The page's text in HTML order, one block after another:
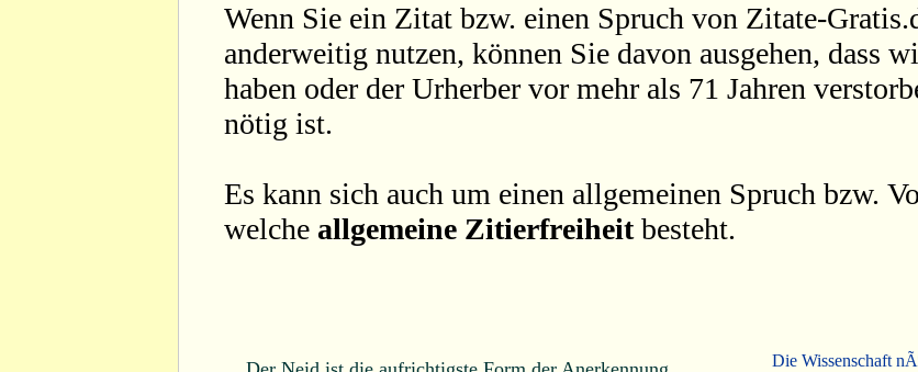
Wenn Sie ein Zitat bzw. einen Spruch von Zitate-
anderweitig nutzen, können Sie davon ausgehen, dass
haben oder der Urherber vor mehr als 71 Jahren
nötig ist.
Es kann sich auch um einen allgemeinen Spruch bzw.
welche allgemeine Zitierfreiheitbesteht.
Die Wissenschaft